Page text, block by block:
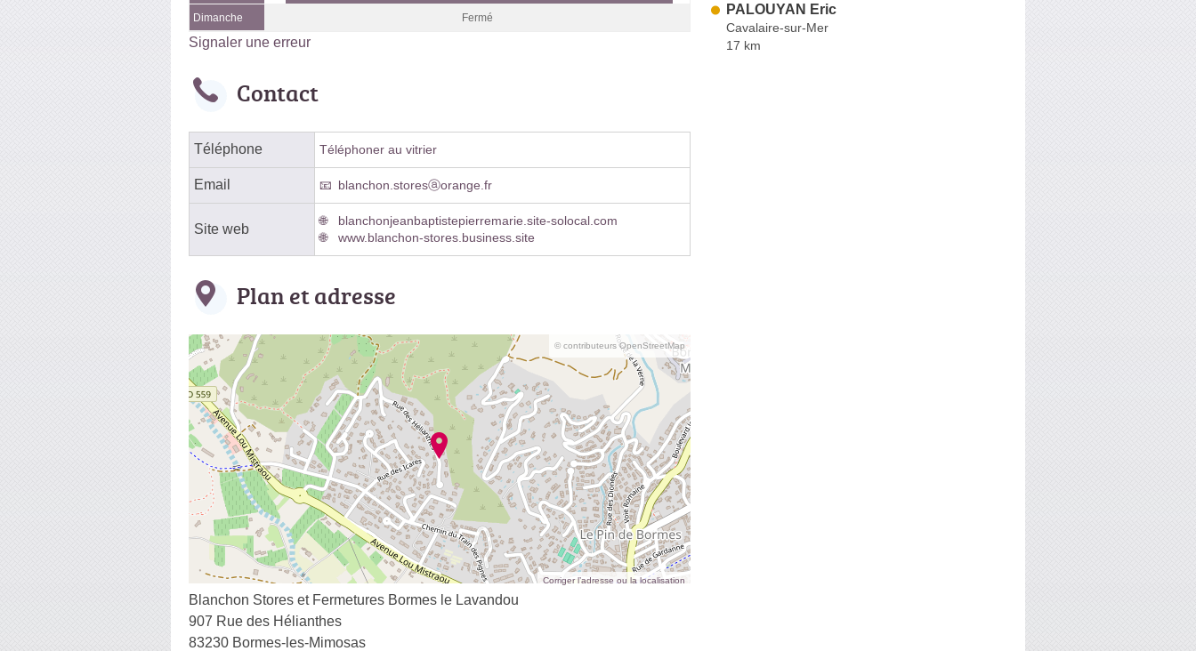
Dimanche Fermé
Signaler une erreur
Contact
Téléphone Téléphoner au vitrier
Email blanchon.storesⓐorange.fr
Site web
blanchonjeanbaptistepierremarie.site-solocal.com
www.blanchon-stores.business.site
Plan et adresse
© contributeurs OpenStreetMap
Corriger l’adresse ou la localisation
Blanchon Stores et Fermetures Bormes le Lavandou
907 Rue des Hélianthes
83230 Bormes-les-Mimosas
PALOUYAN Eric
Cavalaire-sur-Mer
17 km